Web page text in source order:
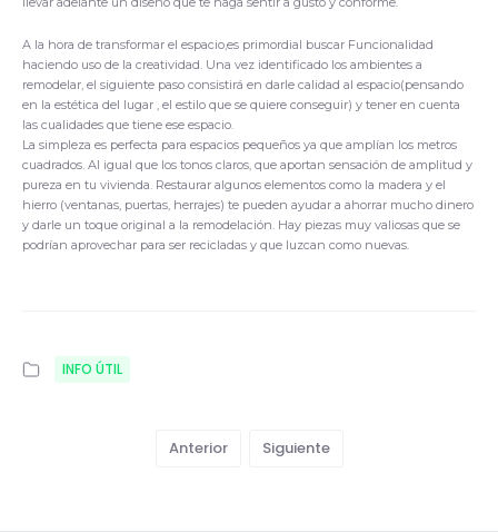
A la hora de transformar el espacio,es primordial buscar Funcionalidad
haciendo uso de la creatividad. Una vez identificado los ambientes a
remodelar, el siguiente paso consistirá en darle calidad al espacio(pensando
en la estética del lugar , el estilo que se quiere conseguir) y tener en cuenta
las cualidades que tiene ese espacio.
La simpleza es perfecta para espacios pequeños ya que amplían los metros
cuadrados. Al igual que los tonos claros, que aportan sensación de amplitud y
pureza en tu vivienda. Restaurar algunos elementos como la madera y el
hierro (ventanas, puertas, herrajes) te pueden ayudar a ahorrar mucho dinero
y darle un toque original a la remodelación. Hay piezas muy valiosas que se
podrían aprovechar para ser recicladas y que luzcan como nuevas.
INFO ÚTIL
Anterior Siguiente